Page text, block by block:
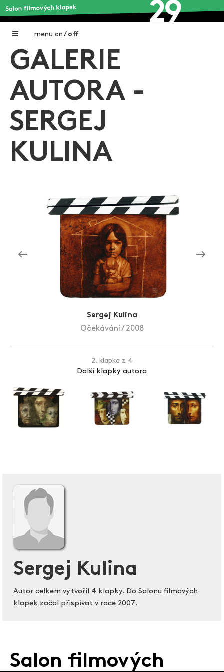
menu on / off
Home
Galerie filmových klapek
Autoři filmových klapek
O projektu
Aktuality
Zlín Film Festival
GALERIE
AUTORA -
SERGEJ
KULINA
Sergej Kulina
Očekávání / 2008
2. klapka z 4
Další klapky autora
Sergej Kulina
Autor celkem vytvořil 4 klapky. Do Salonu filmových
klapek začal přispívat v roce 2007.
Salon filmových